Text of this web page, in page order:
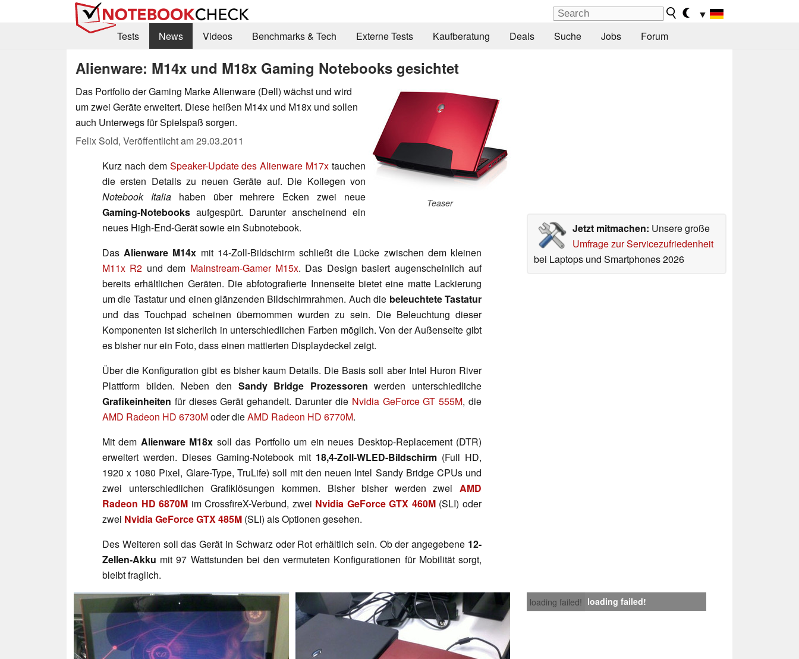
▼
Tests
News Videos Benchmarks & Tech Externe Tests Kaufberatung Deals Suche Jobs Forum
Alienware: M14x und M18x Gaming Notebooks gesichtet
Teaser
Das Portfolio der Gaming Marke Alienware (Dell) wächst und wird
um zwei Geräte erweitert. Diese heißen M14x und M18x und sollen
auch Unterwegs für Spielspaß sorgen.
Felix Sold, Veröffentlicht am29.03.2011
Jetzt mitmachen: Unsere große
Umfrage zur Servicezufriedenheit
bei Laptops und Smartphones 2026
Kurz nach dem Speaker-Update des Alienware M17x tauchen
die ersten Details zu neuen Geräte auf. Die Kollegen von
Notebook Italiahaben über mehrere Ecken zwei neue
Gaming-Notebooks aufgespürt. Darunter anscheinend ein
neues High-End-Gerät sowie ein Subnotebook.
DasAlienware M14x mit 14-Zoll-Bildschirm schließt die Lücke zwischen dem kleinen
M11x R2 und dem Mainstream-Gamer M15x. Das Design basiert augenscheinlich auf
bereits erhältlichen Geräten. Die abfotografierte Innenseite bietet eine matte Lackierung
um die Tastatur und einen glänzenden Bildschirmrahmen. Auch die beleuchtete Tastatur
und das Touchpad scheinen übernommen wurden zu sein. Die Beleuchtung dieser
Komponenten ist sicherlich in unterschiedlichen Farben möglich. Von der Außenseite gibt
es bisher nur ein Foto, dass einen mattierten Displaydeckel zeigt.
Über die Konfiguration gibt es bisher kaum Details. Die Basis soll aber Intel Huron River
Plattform bilden. Neben den Sandy Bridge Prozessoren werden unterschiedliche
Grafikeinheiten für dieses Gerät gehandelt. Darunter die Nvidia GeForce GT 555M, die
AMD Radeon HD 6730Moder dieAMD Radeon HD 6770M.
Mit dem Alienware M18x soll das Portfolio um ein neues Desktop-Replacement (DTR)
erweitert werden. Dieses Gaming-Notebook mit 18,4-Zoll-WLED-Bildschirm (Full HD,
1920 x 1080 Pixel, Glare-Type, TruLife) soll mit den neuen Intel Sandy Bridge CPUs und
zwei unterschiedlichen Grafiklösungen kommen. Bisher bisher werden zwei AMD
Radeon HD 6870M im CrossfireX-Verbund, zwei Nvidia GeForce GTX 460M(SLI) oder
zwei Nvidia GeForce GTX 485M (SLI) als Optionen gesehen.
Des Weiteren soll das Gerät in Schwarz oder Rot erhältlich sein. Ob der angegebene 12-
Zellen-Akku mit 97 Wattstunden bei den vermuteten Konfigurationen für Mobilität sorgt,
bleibt fraglich.
loading failed! loading failed!